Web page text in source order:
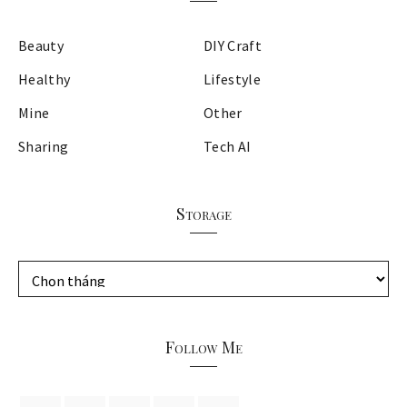
Beauty
DIY Craft
Healthy
Lifestyle
Mine
Other
Sharing
Tech AI
Storage
t
Follow Me